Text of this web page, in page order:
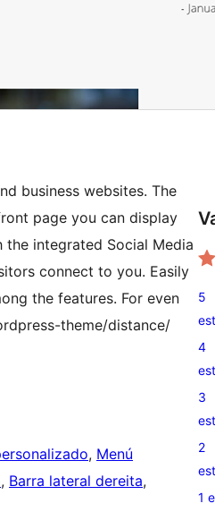
business websites. The
page you can display
integrated Social Media
connect to you. Easily
the features. For even
theme/distance/
, Menú
, Barra lateral dereita
0
de
5
1
de
4
0
de
3
0
2
0
1